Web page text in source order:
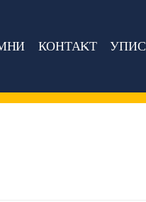
КОНТАКТ УПИС